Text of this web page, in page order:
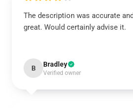
The description was accurate
great. Would certainly advise it.
B Bradley
Verified owner